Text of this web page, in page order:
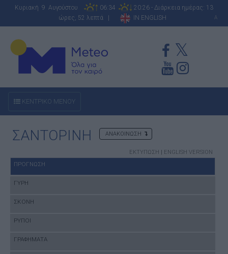
Κυριακή 9 Αυγούστου 06:34
20:26 - Διάρκεια ημέρας: 13
ώρες, 52 λεπτά |
IN ENGLISH A
ΚΕΝΤΡΙΚΟ ΜΕΝΟΥ
ΣΑΝΤΟΡΙΝΗ ΑΝΑΚΟΙΝΩΣΗ
ΕΚΤΥΠΩΣΗ | ENGLISH VERSION
ΠΡΟΓΝΩΣΗ
ΓΥΡΗ
ΣΚΟΝΗ
ΡΥΠΟΙ
ΓΡΑΦΗΜΑΤΑ